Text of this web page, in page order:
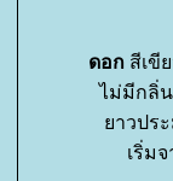
ดอก สีเขี
ไม่มีกลิ่น
าวประ
เริ่ม